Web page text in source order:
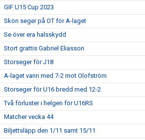
GIF U15 Cup 2023
Skön seger på OT för A-laget
Se över era halsskydd
Stort grattis Gabriel Eliasson
Storseger för J18
A-laget vann med 7-2 mot Olofström
Storseger för U16 bredd med 12-2
Två förluster i helgen för U16RS
Matcher vecka 44
Biljettsläpp den 1/11 samt 15/11